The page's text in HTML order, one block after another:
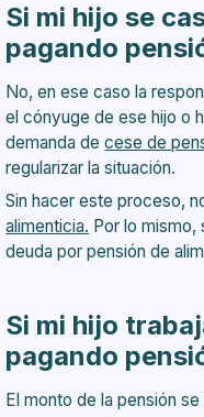
Si mi hijo se
pagando
No, en ese caso la
el cónyuge de ese hijo o
demanda decese de
regularizar la situación.
Sin hacer este proceso,
alimenticia. Por lo mismo,
deuda por pensión de
Si mi hijo
pagando
El monto de la pensión